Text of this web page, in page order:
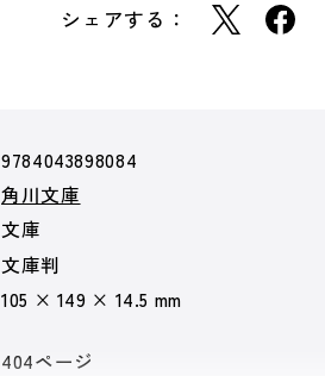
シェアする：
9784043898084
角川文庫
文庫
文庫判
105 × 149 × 14.5 mm
404ページ